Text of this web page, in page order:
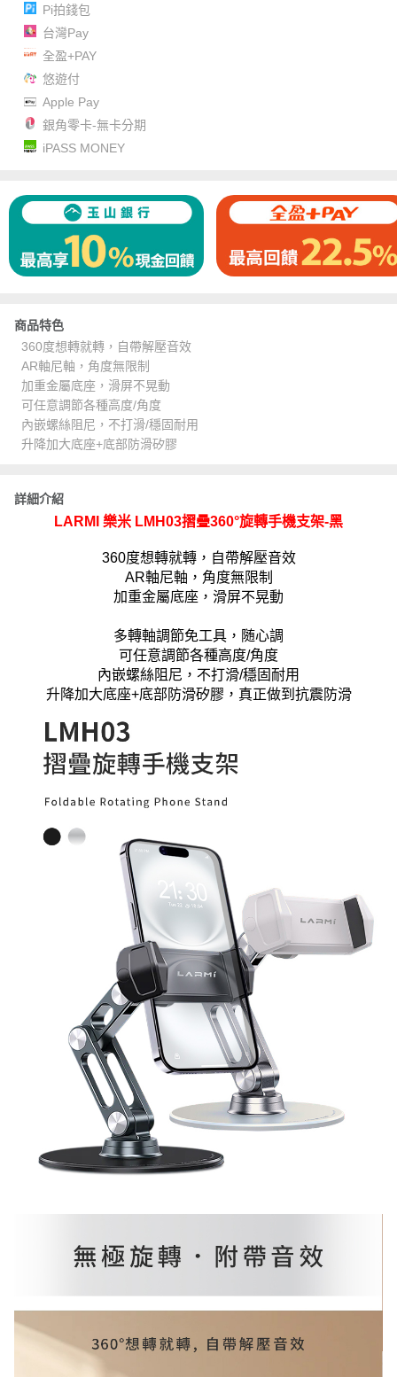
Pi拍錢包
台灣Pay
全盈+PAY
悠遊付
Apple Pay
銀角零卡-無卡分期
iPASS MONEY
商品特色
360度想轉就轉，自帶解壓音效
AR軸尼軸，角度無限制
加重金屬底座，滑屏不晃動
可任意調節各種高度/角度
內嵌螺絲阻尼，不打滑/穩固耐用
升降加大底座+底部防滑矽膠
詳細介紹
LARMI 樂米 LMH03摺疊360°旋轉手機支架-黑
360度想轉就轉，自帶解壓音效
AR軸尼軸，角度無限制
加重金屬底座，滑屏不晃動
多轉軸調節免工具，随心調
可任意調節各種高度/角度
內嵌螺絲阻尼，不打滑/穩固耐用
升降加大底座+底部防滑矽膠，真正做到抗震防滑